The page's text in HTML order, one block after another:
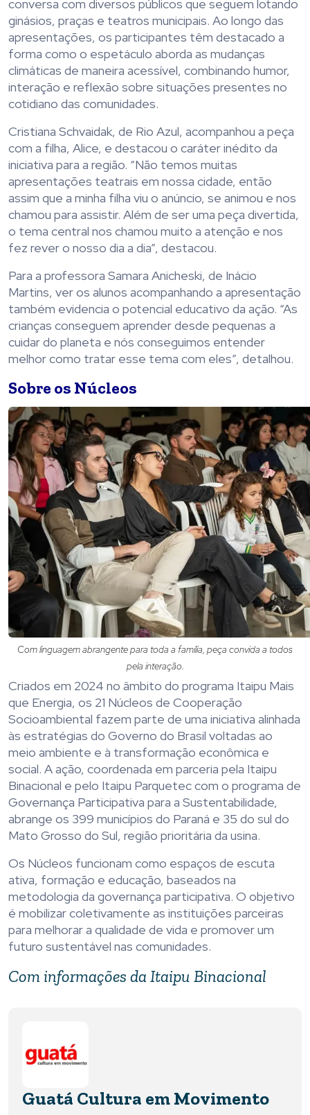
conversa com diversos públicos que seguem lotando
ginásios, praças e teatros municipais. Ao longo das
apresentações, os participantes têm destacado a
forma como o espetáculo aborda as mudanças
climáticas de maneira acessível, combinando humor,
interação e reflexão sobre situações presentes no
cotidiano das comunidades.
Cristiana Schvaidak, de Rio Azul, acompanhou a peça
com a filha, Alice, e destacou o caráter inédito da
iniciativa para a região. “Não temos muitas
apresentações teatrais em nossa cidade, então
assim que a minha filha viu o anúncio, se animou e nos
chamou para assistir. Além de ser uma peça divertida,
o tema central nos chamou muito a atenção e nos
fez rever o nosso dia a dia”, destacou.
Para a professora Samara Anicheski, de Inácio
Martins, ver os alunos acompanhando a apresentação
também evidencia o potencial educativo da ação. “As
crianças conseguem aprender desde pequenas a
cuidar do planeta e nós conseguimos entender
melhor como tratar esse tema com eles”, detalhou.
Sobre os Núcleos
Com linguagem abrangente para toda a família, peça convida a todos
pela interação.
Criados em 2024 no âmbito do programa Itaipu Mais
que Energia, os 21 Núcleos de Cooperação
Socioambiental fazem parte de uma iniciativa alinhada
às estratégias do Governo do Brasil voltadas ao
meio ambiente e à transformação econômica e
social. A ação, coordenada em parceria pela Itaipu
Binacional e pelo Itaipu Parquetec com o programa de
Governança Participativa para a Sustentabilidade,
abrange os 399 municípios do Paraná e 35 do sul do
Mato Grosso do Sul, região prioritária da usina.
Os Núcleos funcionam como espaços de escuta
ativa, formação e educação, baseados na
metodologia da governança participativa. O objetivo
é mobilizar coletivamente as instituições parceiras
para melhorar a qualidade de vida e promover um
futuro sustentável nas comunidades.
Com informações da Itaipu Binacional
Guatá Cultura em Movimento